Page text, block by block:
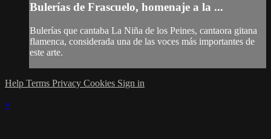
Bulerías de Frascuelo, homenaje a la ...
Bulerías que cantaba La Niña de los Peines, cantaora gitana
flamenca, considerada una de las voces más importantes de
este arte.
Help Terms Privacy Cookies Sign in
×